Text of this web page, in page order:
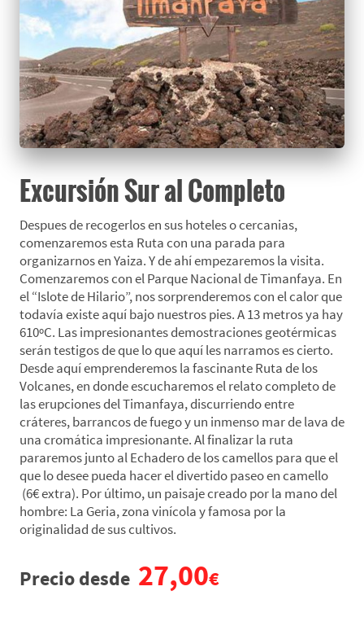
Excursión Sur al Completo
Despues de recogerlos en sus hoteles o cercanias,
comenzaremos esta Ruta con una parada para
organizarnos en Yaiza. Y de ahí empezaremos la visita.
Comenzaremos con el Parque Nacional de Timanfaya. En
el “Islote de Hilario”, nos sorprenderemos con el calor que
todavía existe aquí bajo nuestros pies. A 13 metros ya hay
610ºC. Las impresionantes demostraciones geotérmicas
serán testigos de que lo que aquí les narramos es cierto.
Desde aquí emprenderemos la fascinante Ruta de los
Volcanes, en donde escucharemos el relato completo de
las erupciones del Timanfaya, discurriendo entre
cráteres, barrancos de fuego y un inmenso mar de lava de
una cromática impresionante. Al finalizar la ruta
pararemos junto al Echadero de los camellos para que el
que lo desee pueda hacer el divertido paseo en camello
(6€ extra). Por último, un paisaje creado por la mano del
hombre: La Geria, zona vinícola y famosa por la
originalidad de sus cultivos.
Precio desde 27,00€